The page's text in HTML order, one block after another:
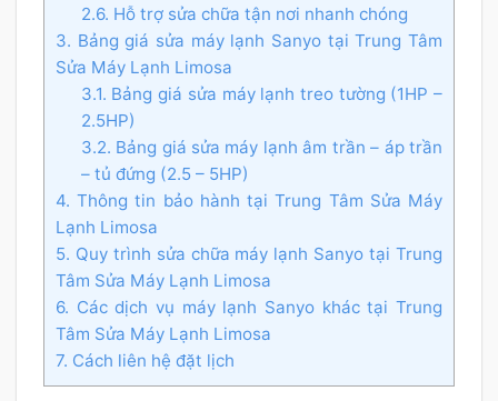
2.6. Hỗ trợ sửa chữa tận nơi nhanh chóng
3. Bảng giá sửa máy lạnh Sanyo tại Trung Tâm
Sửa Máy Lạnh Limosa
3.1. Bảng giá sửa máy lạnh treo tường (1HP –
2.5HP)
3.2. Bảng giá sửa máy lạnh âm trần – áp trần
– tủ đứng (2.5 – 5HP)
4. Thông tin bảo hành tại Trung Tâm Sửa Máy
Lạnh Limosa
5. Quy trình sửa chữa máy lạnh Sanyo tại Trung
Tâm Sửa Máy Lạnh Limosa
6. Các dịch vụ máy lạnh Sanyo khác tại Trung
Tâm Sửa Máy Lạnh Limosa
7. Cách liên hệ đặt lịch